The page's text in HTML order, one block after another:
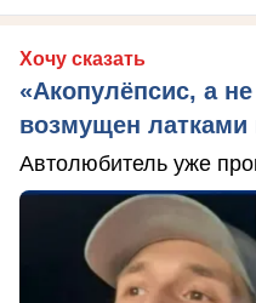
Хочу сказать
«Акопулёпсис, а
возмущен латками
Автолюбитель уже